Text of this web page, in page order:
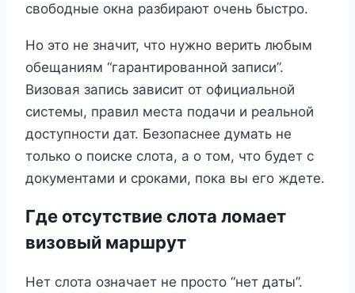
свободные окна разбирают очень быстро.
Но это не значит, что нужно верить любым
обещаниям “гарантированной записи”.
Визовая запись зависит от официальной
системы, правил места подачи и реальной
доступности дат. Безопаснее думать не
только о поиске слота, а о том, что будет с
документами и сроками, пока вы его ждете.
Где отсутствие слота ломает
визовый маршрут
Нет слота означает не просто “нет даты”.